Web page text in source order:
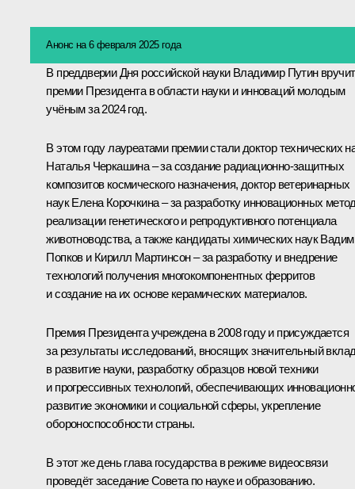
Анонс на 6 февраля 2025 года
В преддверии Дня российской науки Владимир Путин вручит
премии Президента в области науки и инноваций молодым
учёным за 2024 год.
В этом году лауреатами премии стали доктор технических
Наталья Черкашина – за создание радиационно-защитных
композитов космического назначения, доктор ветеринарных
наук Елена Корочкина – за разработку инновационных
реализации генетического и репродуктивного потенциала
животноводства, а также кандидаты химических наук Вадим
Попков и Кирилл Мартинсон – за разработку и внедрение
технологий получения многокомпонентных ферритов
и создание на их основе керамических материалов.
Премия Президента учреждена в 2008 году и присуждается
за результаты исследований, вносящих значительный
в развитие науки, разработку образцов новой техники
и прогрессивных технологий, обеспечивающих
развитие экономики и социальной сферы, укрепление
обороноспособности страны.
В этот же день глава государства в режиме видеосвязи
проведёт заседание Совета по науке и образованию.